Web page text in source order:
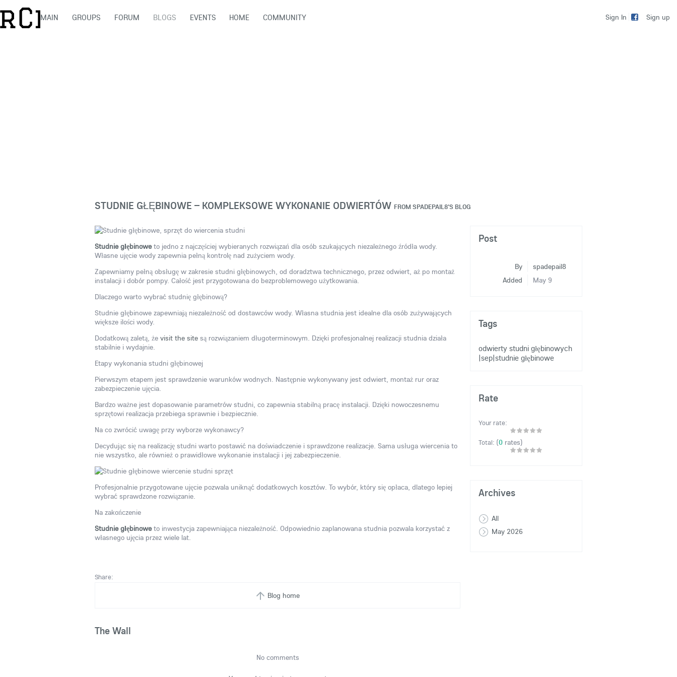
Sign In Sign up
MAIN GROUPS FORUM BLOGS EVENTS HOME COMMUNITY
STUDNIE GŁĘBINOWE – KOMPLEKSOWE WYKONANIE ODWIERTÓW FROM SPADEPAIL8'S BLOG
Studnie głębinoweto jedno z najczęściej wybieranych rozwiązań dla osób szukających niezależnego źródła wody.
Własne ujęcie wody zapewnia pełną kontrolę nad zużyciem wody.
Zapewniamy pełną obsługę w zakresie studni głębinowych, od doradztwa technicznego, przez odwiert, aż po montaż
instalacji i dobór pompy. Całość jest przygotowana do bezproblemowego użytkowania.
Dlaczego warto wybrać studnię głębinową?
Studnie głębinowe zapewniają niezależność od dostawców wody. Własna studnia jest idealne dla osób zużywających
większe ilości wody.
Dodatkową zaletą, że visit the site są rozwiązaniem długoterminowym. Dzięki profesjonalnej realizacji studnia działa
stabilnie i wydajnie.
Etapy wykonania studni głębinowej
Pierwszym etapem jest sprawdzenie warunków wodnych. Następnie wykonywany jest odwiert, montaż rur oraz
zabezpieczenie ujęcia.
Bardzo ważne jest dopasowanie parametrów studni, co zapewnia stabilną pracę instalacji. Dzięki nowoczesnemu
sprzętowi realizacja przebiega sprawnie i bezpiecznie.
Na co zwrócić uwagę przy wyborze wykonawcy?
Decydując się na realizację studni warto postawić na doświadczenie i sprawdzone realizacje. Sama usługa wiercenia to
nie wszystko, ale również o prawidłowe wykonanie instalacji i jej zabezpieczenie.
Profesjonalnie przygotowane ujęcie pozwala uniknąć dodatkowych kosztów. To wybór, który się opłaca, dlatego lepiej
wybrać sprawdzone rozwiązanie.
Na zakończenie
Studnie głębinoweto inwestycja zapewniająca niezależność. Odpowiednio zaplanowana studnia pozwala korzystać z
własnego ujęcia przez wiele lat.
Share:
Blog home
The Wall
No comments
Post
By
spadepail8
Added
May 9
Tags
odwierty studni głębinowych
|sep|studnie głębinowe
Rate
Your rate:
Total: (0 rates)
Archives
All
May 2026